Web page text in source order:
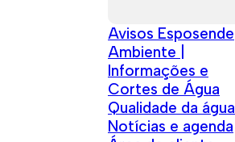
Avisos Esposende
Ambiente |
Informações e
Cortes de Água
Qualidade da água
Notícias e agenda